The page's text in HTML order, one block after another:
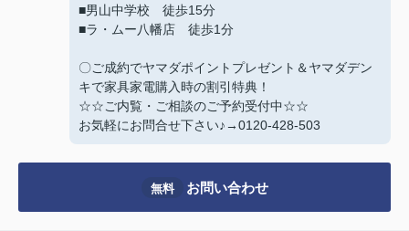
■男山中学校 徒歩15分
■ラ・ムー八幡店 徒歩1分
〇ご成約でヤマダポイントプレゼント＆ヤマダデン
キで家具家電購入時の割引特典！
☆☆ご内覧・ご相談のご予約受付中☆☆
お気軽にお問合せ下さい♪→0120-428-503
無料 お問い合わせ